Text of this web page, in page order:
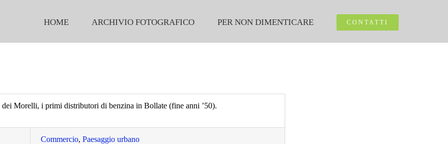
HOME ARCHIVIO FOTOGRAFICO PER NON DIMENTICARE CONTATTI
dei Morelli, i primi distributori di benzina in Bollate (fine anni ’50).
Commercio,Paesaggio urbano